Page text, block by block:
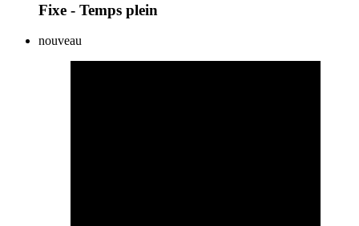
Fixe - Temps plein
nouveau